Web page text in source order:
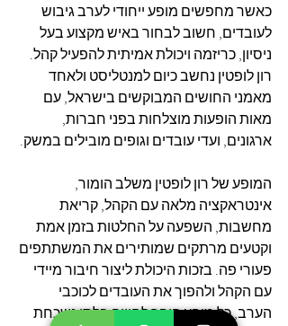
כאשר מחפשים מופע ייחודי לערב גיבוש
לעובדים, חשוב לבחור באיש מקצוע בעל
ניסיון, כריזמה ויכולת אמיתית להפעיל קהל.
רון לופטין נחשב כיום למנטליסט ולאחד
מאמני החושים המבוקשים בישראל, עם
מאות הופעות מוצלחות בפני חברות,
ארגונים, ועדי עובדים וגופים מובילים במשק.
המופע של רון לופטין משלב הומור,
אינטראקציה מלאה עם הקהל, קריאת
מחשבות, השפעה על החלטות בזמן אמת
וקטעים מרתקים שמותירים את המשתתפים
פעורי פה. בזכות היכולת ליצור חיבור מיידי
עם הקהל ולהפוך את העובדים לכוכבי
הערב, כל מופע הופך לחוויה בלתי נשכחת